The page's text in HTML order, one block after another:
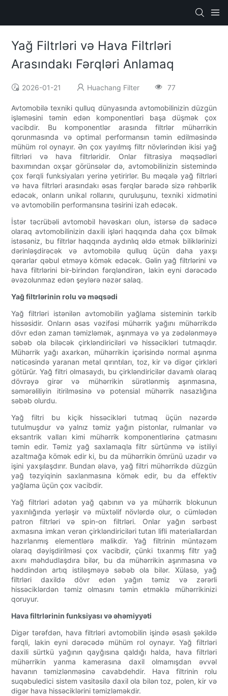
Yağ Filtrləri və Hava Filtrləri
Arasındakı Fərqləri Anlamaq
2026-01-21 Huachang Filter 77
Avtomobilə texniki qulluq dünyasında avtomobilinizin düzgün
işləməsini təmin edən komponentləri başa düşmək çox
vacibdir. Bu komponentlər arasında filtrlər mühərrikin
qorunmasında və optimal performansın təmin edilməsində
mühüm rol oynayır. Ən çox yayılmış filtr növlərindən ikisi yağ
filtrləri və hava filtrləridir. Onlar filtrasiya məqsədləri
baxımından oxşar görünsələr də, avtomobilinizin sistemində
çox fərqli funksiyaları yerinə yetirirlər. Bu məqalə yağ filtrləri
və hava filtrləri arasındakı əsas fərqlər barədə sizə rəhbərlik
edəcək, onların unikal rollarını, quruluşunu, texniki xidmətini
və avtomobilin performansına təsirini izah edəcək.
İstər təcrübəli avtomobil həvəskarı olun, istərsə də sadəcə
olaraq avtomobilinizin daxili işləri haqqında daha çox bilmək
istəsəniz, bu filtrlər haqqında aydınlıq əldə etmək biliklərinizi
dərinləşdirəcək və avtomobilə qulluq üçün daha yaxşı
qərarlar qəbul etməyə kömək edəcək. Gəlin yağ filtrlərini və
hava filtrlərini bir-birindən fərqləndirən, lakin eyni dərəcədə
əvəzolunmaz edən şeylərə nəzər salaq.
Yağ filtrlərinin rolu və məqsədi
Yağ filtrləri istənilən avtomobilin yağlama sisteminin tərkib
hissəsidir. Onların əsas vəzifəsi mühərrik yağını mühərrikdə
dövr edən zaman təmizləmək, aşınmaya və ya zədələnməyə
səbəb ola biləcək çirkləndiriciləri və hissəcikləri tutmaqdır.
Mühərrik yağı axarkən, mühərrikin içərisində normal aşınma
nəticəsində yaranan metal qırıntıları, toz, kir və digər çirkləri
götürür. Yağ filtri olmasaydı, bu çirkləndiricilər davamlı olaraq
dövrəyə girər və mühərrikin sürətlənmiş aşınmasına,
səmərəliliyin itirilməsinə və potensial mühərrik nasazlığına
səbəb olurdu.
Yağ filtri bu kiçik hissəcikləri tutmaq üçün nəzərdə
tutulmuşdur və yalnız təmiz yağın pistonlar, rulmanlar və
eksantrik valları kimi mühərrik komponentlərinə çatmasını
təmin edir. Təmiz yağ saxlamaqla filtr sürtünmə və istiliyi
azaltmağa kömək edir ki, bu da mühərrikin ömrünü uzadır və
işini yaxşılaşdırır. Bundan əlavə, yağ filtri mühərrikdə düzgün
yağ təzyiqinin saxlanmasına kömək edir, bu da effektiv
yağlama üçün çox vacibdir.
Yağ filtrləri adətən yağ qabının və ya mühərrik blokunun
yaxınlığında yerləşir və müxtəlif növlərdə olur, o cümlədən
patron filtrləri və spin-on filtrləri. Onlar yağın sərbəst
axmasına imkan verən çirkləndiriciləri tutan lifli materiallardan
hazırlanmış elementlərə malikdir. Yağ filtrinin müntəzəm
olaraq dəyişdirilməsi çox vacibdir, çünki tıxanmış filtr yağ
axını məhdudlaşdıra bilər, bu da mühərrikin aşınmasına və
həddindən artıq istiləşməyə səbəb ola bilər. Xülasə, yağ
filtrləri daxildə dövr edən yağın təmiz və zərərli
hissəciklərdən təmiz olmasını təmin etməklə mühərrikinizi
qoruyur.
Hava filtrlərinin funksiyası və əhəmiyyəti
Digər tərəfdən, hava filtrləri avtomobilin işində əsaslı şəkildə
fərqli, lakin eyni dərəcədə mühüm rol oynayır. Yağ filtrləri
daxili sürtkü yağının qayğısına qaldığı halda, hava filtrləri
mühərrikin yanma kamerasına daxil olmamışdan əvvəl
havanın təmizlənməsinə cavabdehdir. Hava filtrinin rolu
suqəbuledici sistem vasitəsilə daxil ola bilən toz, polen, kir və
digər hava hissəciklərini təmizləməkdir.